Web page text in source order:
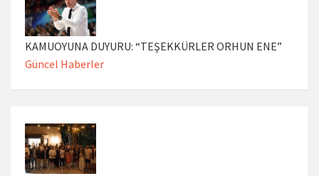
KAMUOYUNA DUYURU: “TEŞEKKÜRLER ORHUN ENE”
Güncel Haberler